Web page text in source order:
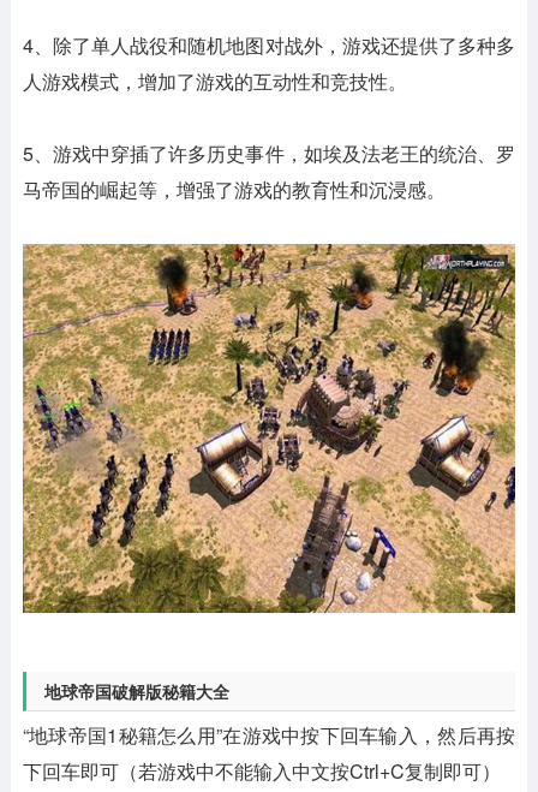
4、除了单人战役和随机地图对战外，游戏还提供了多种多
人游戏模式，增加了游戏的互动性和竞技性。
5、游戏中穿插了许多历史事件，如埃及法老王的统治、罗
马帝国的崛起等，增强了游戏的教育性和沉浸感。
地球帝国破解版秘籍大全
“地球帝国1秘籍怎么用”在游戏中按下回车输入，然后再按
下回车即可（若游戏中不能输入中文按Ctrl+C复制即可）